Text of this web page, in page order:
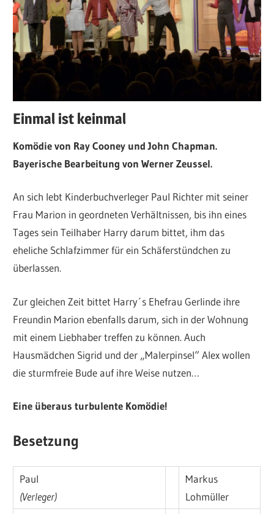
Einmal ist keinmal
Komödie von Ray Cooney und John Chapman.
Bayerische Bearbeitung von Werner Zeussel.
An sich lebt Kinderbuchverleger Paul Richter mit seiner
Frau Marion in geordneten Verhältnissen, bis ihn eines
Tages sein Teilhaber Harry darum bittet, ihm das
eheliche Schlafzimmer für ein Schäferstündchen zu
überlassen.
Zur gleichen Zeit bittet Harry´s Ehefrau Gerlinde ihre
Freundin Marion ebenfalls darum, sich in der Wohnung
mit einem Liebhaber treffen zu können. Auch
Hausmädchen Sigrid und der „Malerpinsel“ Alex wollen
die sturmfreie Bude auf ihre Weise nutzen…
Eine überaus turbulente Komödie!
Besetzung
Paul
(Verleger)
Markus
Lohmüller